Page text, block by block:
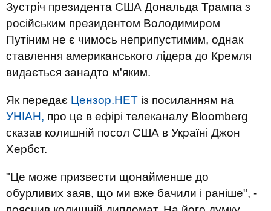
Зустріч президента США Дональда Трампа з
російським президентом Володимиром
Путіним не є чимось неприпустимим, однак
ставлення американського лідера до Кремля
видається занадто м'яким.
Як передає Цензор.НЕТ із посиланням на
УНІАН, про це в ефірі телеканалу Bloomberg
сказав колишній посол США в Україні Джон
Хербст.
"Це може призвести щонайменше до
обурливих заяв, що ми вже бачили і раніше", -